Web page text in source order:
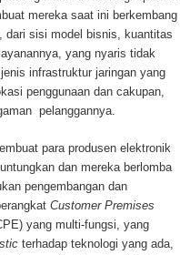
mereka saat ini berkembang
dari sisi model bisnis, kuantitas
yang nyaris tidak
infrastruktur jaringan yang
penggunaan dan cakupan,
pelanggannya.
para produsen elektronik
dan mereka berlomba
pengembangan dan
Customer Premises
yang multi-fungsi, yang
terhadap teknologi yang ada,